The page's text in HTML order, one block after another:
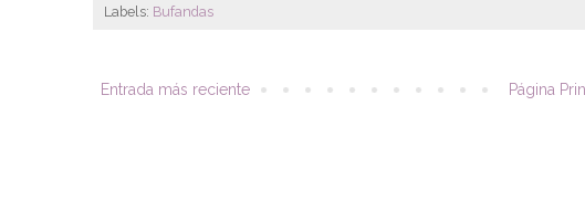
Labels: Bufandas
Entrada más reciente Página